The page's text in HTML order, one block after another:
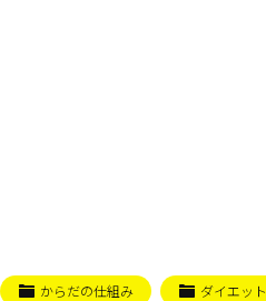
からだの仕組み ダイエット